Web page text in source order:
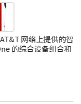
网络上提供的智
的综合设备组合和